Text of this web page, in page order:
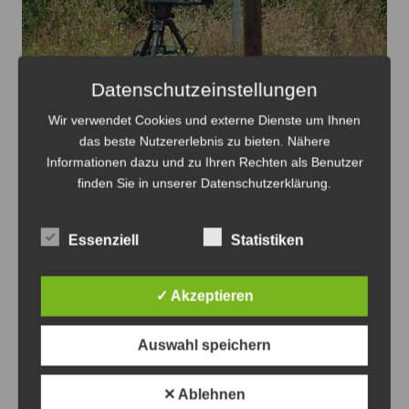
Blitzertermine in der 33.KW im Ostkreis - Foto: JPH
Blitzertermine im Ostkreis in der 33. KW
Die Verbindung zwischen Landwehrkreisel und
Datenschutzeinstellungen
Wir verwendet Cookies und externe Dienste um Ihnen
das beste Nutzererlebnis zu bieten. Nähere
Informationen dazu und zu Ihren Rechten als Benutzer
finden Sie in unserer Datenschutzerklärung.
Essenziell Statistiken
✓ Akzeptieren
Auswahl speichern
✕ Ablehnen